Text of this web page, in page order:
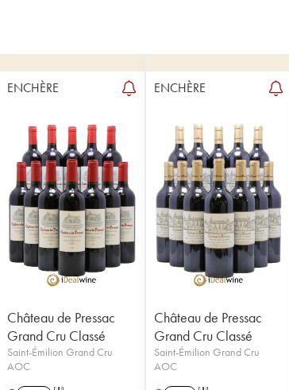
ENCHÈRE
Château de Pressac
Grand Cru Classé
Saint-Émilion Grand Cru
AOC
ENCHÈRE
Château de Pressac
Grand Cru Classé
Saint-Émilion Grand Cru
AOC